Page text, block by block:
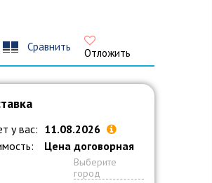
Сравнить Отложить
у вас: 11.08.2026
Цена договорная
Выберите
город